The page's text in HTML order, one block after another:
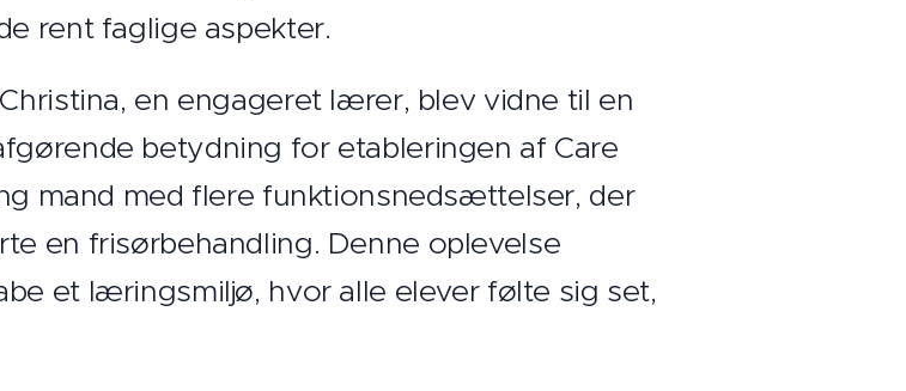
rent faglige aspekter.
en engageret lærer, blev vidne til en
betydning for etableringen af Care
mand med flere funktionsnedsættelser, der
en frisørbehandling. Denne oplevelse
et læringsmiljø, hvor alle elever følte sig set,